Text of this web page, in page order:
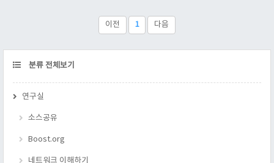
이전 1 다음
CATEGORY
분류 전체보기
연구실
소스공유
Boost.org
네트워크 이해하기